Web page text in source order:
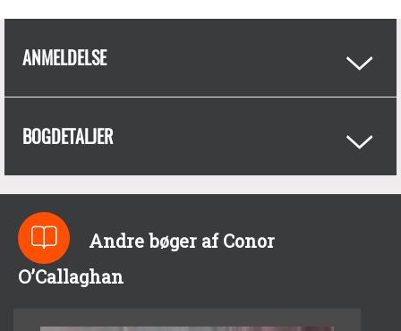
ANMELDELSE
BOGDETALJER
Andre bøger af Conor
O’Callaghan